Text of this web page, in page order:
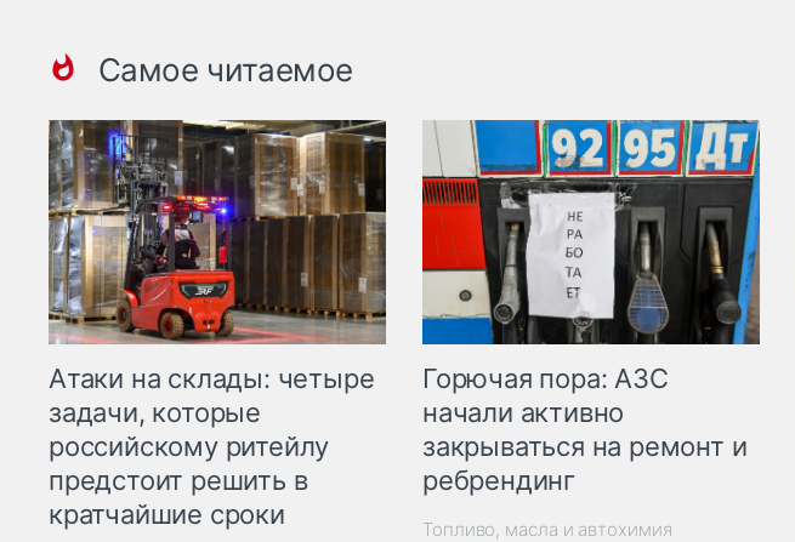
Самое читаемое
Атаки на склады: четыре
задачи, которые
российскому ритейлу
предстоит решить в
кратчайшие сроки
Горючая пора: АЗС
начали активно
закрываться на ремонт и
ребрендинг
Топливо, масла и автохимия